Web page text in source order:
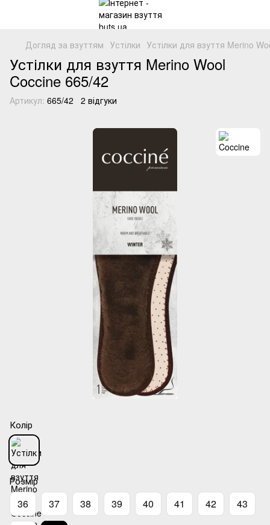
Догляд за взуттям Устілки Устілки для взуття Merino
Устілки для взуття Merino Wool
Coccine 665/42
Артикул: 665/42 2 відгуки
Колір
Розмір
36 37 38 39 40 41 42 43